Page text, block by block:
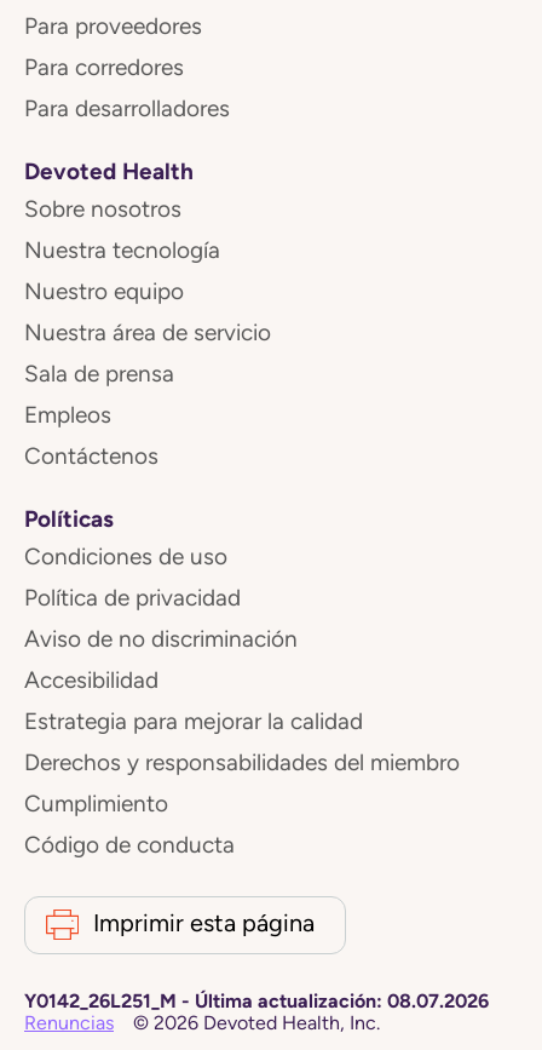
Para proveedores
Para corredores
Para desarrolladores
Devoted Health
Sobre nosotros
Nuestra tecnología
Nuestro equipo
Nuestra área de servicio
Sala de prensa
Empleos
Contáctenos
Políticas
Condiciones de uso
Política de privacidad
Aviso de no discriminación
Accesibilidad
Estrategia para mejorar la calidad
Derechos y responsabilidades del miembro
Cumplimiento
Código de conducta
Imprimir esta página
Y0142_26L251_M - Última actualización: 08.07.2026
Renuncias
© 2026 Devoted Health, Inc.